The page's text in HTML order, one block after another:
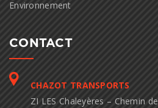
Environnement
CONTACT
CHAZOT TRANSPORTS
ZI LES Chaleyères – Chemin